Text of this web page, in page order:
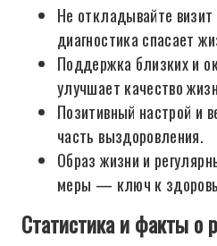
Не откладывайте
диагностика спасает
Поддержка близких и
улучшает качество
Позитивный настрой и
часть выздоровления.
Образ жизни и
меры — ключ к
Статистика и факты о